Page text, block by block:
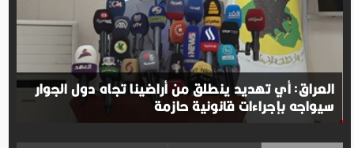
العراق: أي تهديد ينطلق من أراضينا تجاه دول الجوار
سيواجه بإجراءات قانونية حازمة